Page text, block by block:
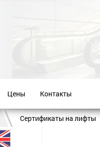
Цены Контакты
Сертификаты на лифты